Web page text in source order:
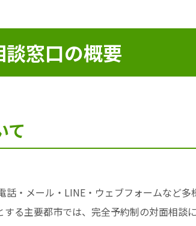
窓口の概要
て
話・メール・LINE・ウェブフォームなど
する主要都市では、完全予約制の対面相